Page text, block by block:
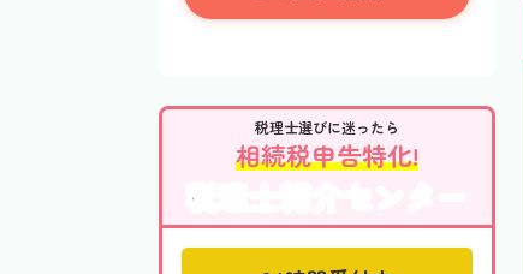
税理士選びに迷ったら
相続税申告特化!
税理士紹介センター